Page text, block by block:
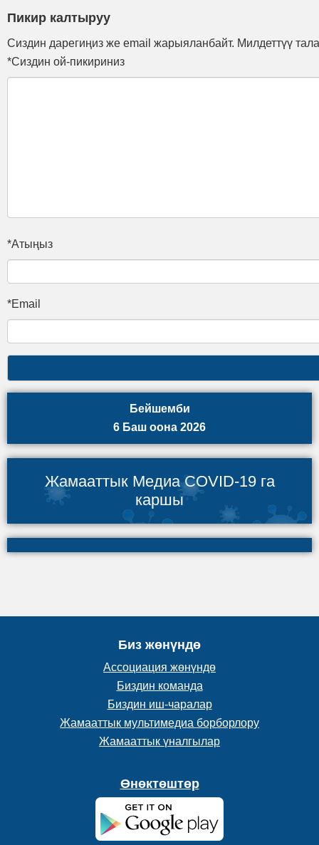
Пикир калтыруу
Сиздин дарегиңиз же email жарыяланбайт. Милдеттүү
*Сиздин ой-пикириниз
*Атыңыз
*Email
Бейшемби
6 Баш оона 2026
Жамааттык Медиа COVID-19 га
каршы
Биз жөнүндө
Ассоциация жөнүндө
Биздин команда
Биздин иш-чаралар
Жамааттык мультимедиа борборлору
Жамааттык үналгылар
Өнөктөштөр